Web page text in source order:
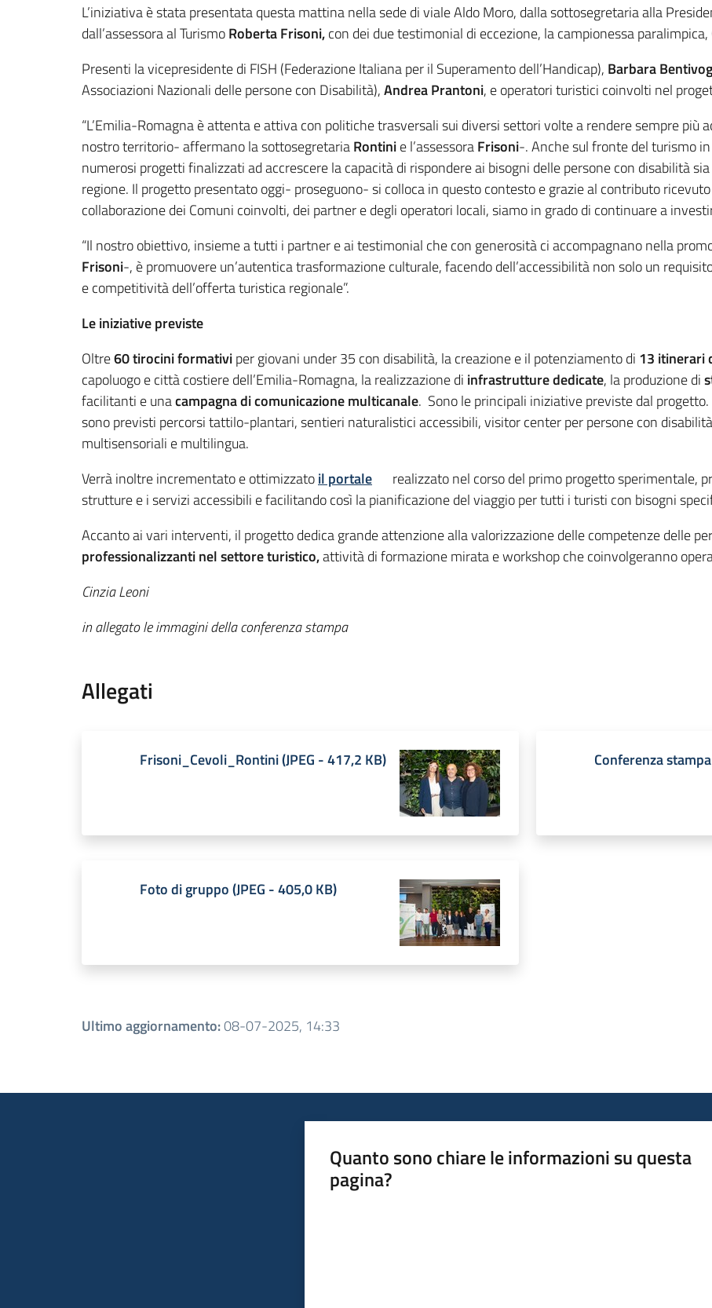
L’iniziativa è stata presentata questa mattina nella sede di viale Aldo Moro, dalla sottosegretaria alla
dall’assessora al TurismoRoberta Frisoni,con dei due testimonial di eccezione, la campionessa paralimpica,
Presenti la vicepresidente di FISH (Federazione Italiana per il Superamento dell’Handicap), Barbara
Associazioni Nazionali delle persone con Disabilità),Andrea Prantoni, e operatori turistici coinvolti nel
“L’Emilia-Romagna è attenta e attiva con politiche trasversali sui diversi settori volte a rendere sempre più
nostro territorio- affermano la sottosegretariaRontinie l’assessoraFrisoni-. Anche sul fronte del turismo
numerosi progetti finalizzati ad accrescere la capacità di rispondere ai bisogni delle persone con disabilità
regione. Il progetto presentato oggi- proseguono- si colloca in questo contesto e grazie al contributo
collaborazione dei Comuni coinvolti, dei partner e degli operatori locali, siamo in grado di continuare a
“Il nostro obiettivo, insieme a tutti i partner e ai testimonial che con generosità ci accompagnano nella
Frisoni-, è promuovere un’autentica trasformazione culturale, facendo dell’accessibilità non solo un
e competitività dell’offerta turistica regionale”.
Le iniziative previste
Oltre60 tirocini formativiper giovani under 35 con disabilità, la creazione e il potenziamento di 13 itinerari
capoluogo e città costiere dell’Emilia-Romagna, la realizzazione di infrastrutture dedicate, la produzione di
facilitanti e unacampagna di comunicazione multicanale. Sono le principali iniziative previste dal
sono previsti percorsi tattilo-plantari, sentieri naturalistici accessibili, visitor center per persone con
multisensoriali e multilingua.
Verrà inoltre incrementato e ottimizzatoil portale
realizzato nel corso del primo progetto sperimentale,
strutture e i servizi accessibili e facilitando così la pianificazione del viaggio per tutti i turisti con bisogni
Accanto ai vari interventi, il progetto dedica grande attenzione alla valorizzazione delle competenze delle
professionalizzanti nel settore turistico,attività di formazione mirata e workshop che coinvolgeranno
Cinzia Leoni
in allegato le immagini della conferenza stampa
Allegati
Frisoni_Cevoli_Rontini(JPEG -417,2 KB) Conferenza stampa
Foto di gruppo(JPEG -405,0 KB)
Ultimo aggiornamento:08-07-2025, 14:33
Quanto sono chiare le informazioni su questa
pagina?